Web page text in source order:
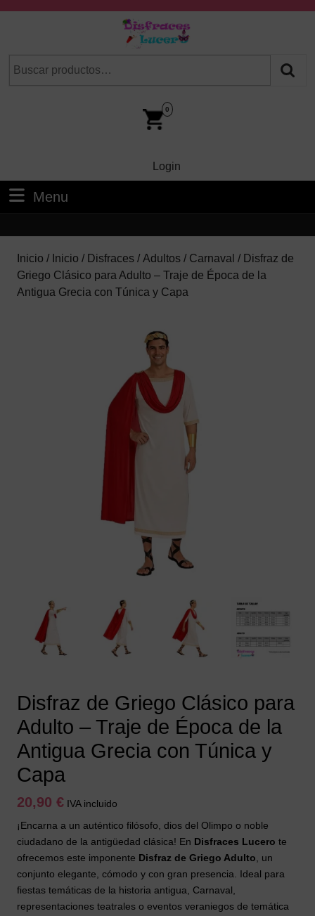
Cuando hay resultados autocompletados, puedes utilizar
0
LoginLogin
Menu
Inicio / Inicio / Disfraces / Adultos / Carnaval / Disfraz de
Griego Clásico para Adulto – Traje de Época de la
Antigua Grecia con Túnica y Capa
Disfraz de Griego Clásico para
Adulto – Traje de Época de la
Antigua Grecia con Túnica y
Capa
20,90 € IVA incluido
¡Encarna a un auténtico filósofo, dios del Olimpo o noble
ciudadano de la antigüedad clásica! En Disfraces Lucero te
ofrecemos este imponente Disfraz de Griego Adulto , un
conjunto elegante, cómodo y con gran presencia. Ideal para
fiestas temáticas de la historia antigua, Carnaval,
representaciones teatrales o eventos veraniegos de temática